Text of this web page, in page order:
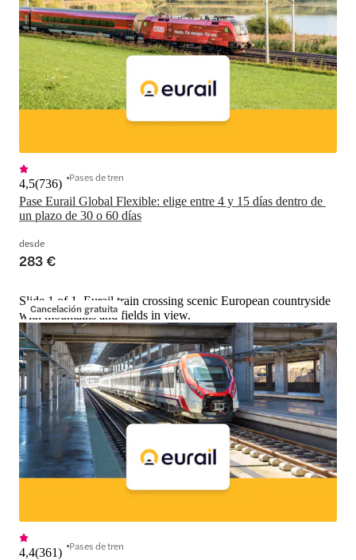
Pase Eurail Global Flexible: elige entre 4 y 15 días dentro de
un plazo de 30 o 60 días
4,5(736) Pases de tren
desde
283 €
Cancelación gratuita
Slide 1 of 1, Eurail train crossing scenic European countryside
with mountains and fields in view.
4,4(361) Pases de tren